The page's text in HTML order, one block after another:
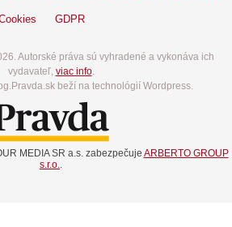
GDPR
Autorské práva sú vyhradené a vykonáva ich
vydavateľ, viac info.
beží na technológií Wordpress.
MEDIA SR a.s. zabezpečuje ARBERTO GROUP
s.r.o.